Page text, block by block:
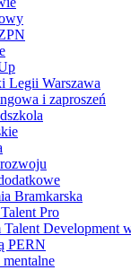
Legii Warszawa
i zaproszeń
Bramkarska
Pro
Talent Development
PERN